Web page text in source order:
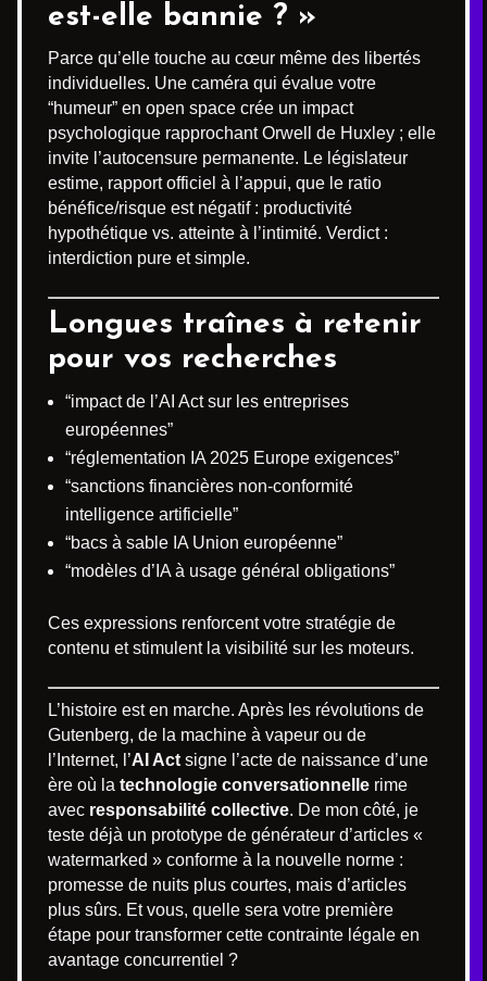
est-elle bannie ? »
Parce qu’elle touche au cœur même des libertés
individuelles. Une caméra qui évalue votre
“humeur” en open space crée un impact
psychologique rapprochant Orwell de Huxley ; elle
invite l’autocensure permanente. Le législateur
estime, rapport officiel à l’appui, que le ratio
bénéfice/risque est négatif : productivité
hypothétique vs. atteinte à l’intimité. Verdict :
interdiction pure et simple.
Longues traînes à retenir
pour vos recherches
“impact de l’AI Act sur les entreprises
européennes”
“réglementation IA 2025 Europe exigences”
“sanctions financières non-conformité
intelligence artificielle”
“bacs à sable IA Union européenne”
“modèles d’IA à usage général obligations”
Ces expressions renforcent votre stratégie de
contenu et stimulent la visibilité sur les moteurs.
L’histoire est en marche. Après les révolutions de
Gutenberg, de la machine à vapeur ou de
l’Internet, l’AI Act signe l’acte de naissance d’une
ère où la technologie conversationnelle rime
avec responsabilité collective. De mon côté, je
teste déjà un prototype de générateur d’articles «
watermarked » conforme à la nouvelle norme :
promesse de nuits plus courtes, mais d’articles
plus sûrs. Et vous, quelle sera votre première
étape pour transformer cette contrainte légale en
avantage concurrentiel ?